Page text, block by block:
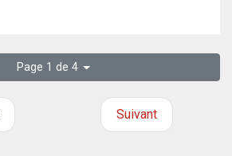
Page 1 de 4
Suivant